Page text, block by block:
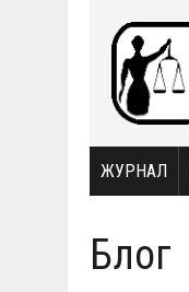
ЖУРНАЛ
Блог